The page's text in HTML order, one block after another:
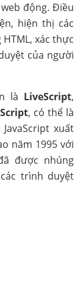
động. Điều
hiện thị các
xác thực
của người
là LiveScript,
, có thể là
xuất
năm 1995 với
được nhúng
trình duyệt